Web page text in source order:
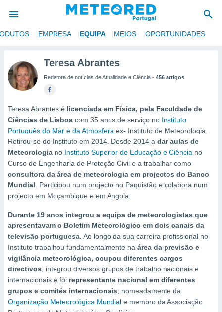
da
foi
as
a este
das
e
forma
recolhidas
ou
permite-
a nossa
de alta
ACEITAR
CONTINUAR
EMPRESA EQUIPA MEIOS OPORTUNIDADES
Teresa Abrantes
Redatora de notícias de Atualidade e Ciência - 456 artigos
Teresa Abrantes é licenciada em Física, pela Faculdade de
Ciências de Lisboa com 35 anos de serviço no Instituto
Português do Mar e da Atmosfera ex- Instituto de Meteorologia.
Retirou-se do Instituto em 2014. Desde 2014 a dar aulas de
Meteorologia no Instituto Superior de Educação e Ciência no
Curso de Engenharia de Proteção Civil e a trabalhar como
consultora da área de meteorologia em projectos do Banco
Mundial. Participou num projecto no Paquistão e colabora num
projecto em Moçambique e em Angola.
Durante 19 anos integrou a equipa de meteorologistas que
apresentavam o Boletim Meteorológico em dois canais da
televisão portuguesa. Ao longo da sua carreira profissional no
Instituto trabalhou fundamentalmente na área da previsão e
vigilância meteorológica, ocupou diferentes cargos
directivos, integrou diversos grupos de trabalho nacionais e
internacionais e foi representante nacional em diferentes
grupos e comités internacionais, nomeadamente da
Organização Meteorológica Mundial e membro da Associação